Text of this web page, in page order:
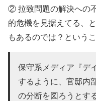
② 拉致問題の解決への
的危機を見据えてる、
もあるのでは？というこ
保守系メディア『デ
するように、官邸内
の分断を図ろうとす